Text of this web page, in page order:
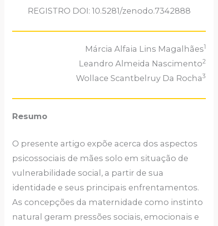
REGISTRO DOI: 10.5281/zenodo.7342888
Márcia Alfaia Lins Magalhães1
Leandro Almeida Nascimento2
Wollace Scantbelruy Da Rocha3
Resumo
O presente artigo expõe acerca dos aspectos
psicossociais de mães solo em situação de
vulnerabilidade social, a partir de sua
identidade e seus principais enfrentamentos.
As concepções da maternidade como instinto
natural geram pressões sociais, emocionais e